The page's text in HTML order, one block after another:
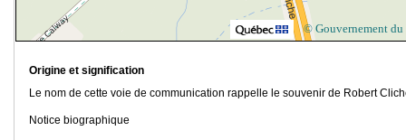
© Gouvernement du
Origine et signification
Le nom de cette voie de communication rappelle le souvenir de Robert
Notice biographique